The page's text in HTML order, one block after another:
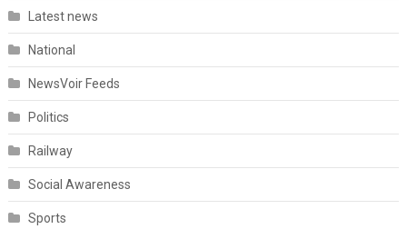
Latest news
National
NewsVoir Feeds
Politics
Railway
Social Awareness
Sports